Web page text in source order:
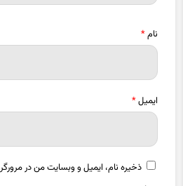
نام*
ایمیل*
ذخیره نام، ایمیل و وبسایت من در